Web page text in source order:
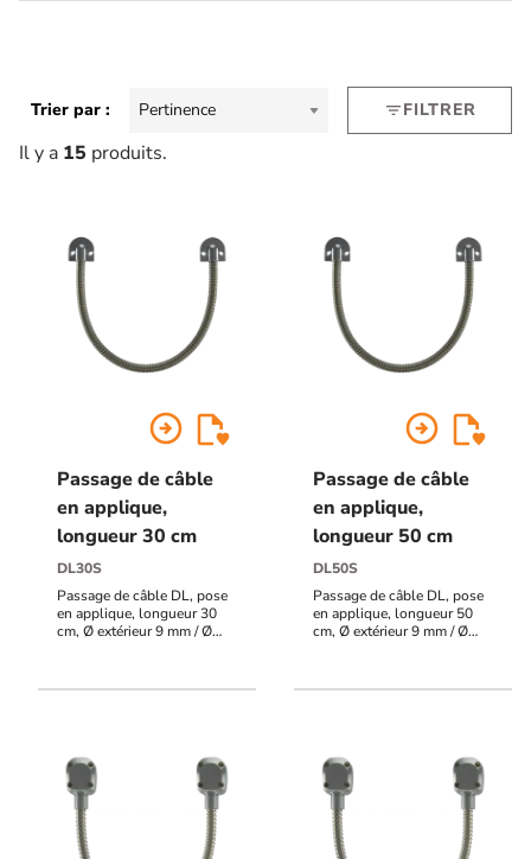
Il y a 15 produits.
Trier par : Pertinence filter_listFILTRER
arrow_circle_right
Passage de câble
en applique,
longueur 30 cm
DL30S
Passage de câble DL, pose
en applique, longueur 30
cm, Ø extérieur 9 mm / Ø
arrow_circle_right
Passage de câble
en applique,
longueur 50 cm
DL50S
Passage de câble DL, pose
en applique, longueur 50
cm, Ø extérieur 9 mm / Ø